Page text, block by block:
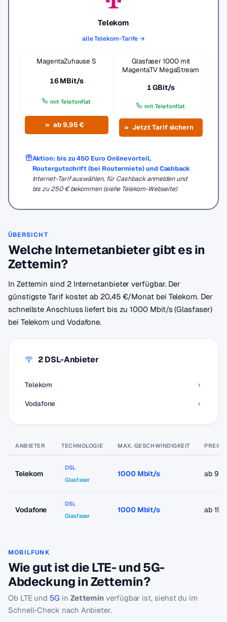
Telekom
alle Telekom-Tarife →
MagentaZuhause S
16 MBit/s
mit Telefonflat
ab 9,95 €
Glasfaser 1000 mit
MagentaTV MegaStream
1 GBit/s
mit Telefonflat
Jetzt Tarif sichern
Aktion: bis zu 450 Euro Onlinevorteil,
Routergutschrift (bei Routermiete) und Cashback
Internet-Tarif auswählen, für Cashback anmelden und
bis zu 250 € bekommen (siehe Telekom-Webseite)
ÜBERSICHT
Welche Internetanbieter gibt es in
Zettemin?
In Zettemin sind 2 Internetanbieter verfügbar. Der
günstigste Tarif kostet ab 20,45 €/Monat bei Telekom. Der
schnellste Anschluss liefert bis zu 1000 Mbit/s (Glasfaser)
bei Telekom und Vodafone.
2 DSL-Anbieter
Telekom
Vodafone
ANBIETER TECHNOLOGIE MAX. GESCHWINDIGKEIT PREIS
Telekom
DSL
Glasfaser
1000 Mbit/s ab
Vodafone
DSL
Glasfaser
1000 Mbit/s ab
MOBILFUNK
Wie gut ist die LTE- und 5G-
Abdeckung in Zettemin?
Ob LTE und 5G in Zettemin verfügbar ist, siehst du im
Schnell-Check nach Anbieter.